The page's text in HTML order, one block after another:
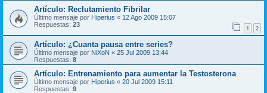
Artículo: Reclutamiento Fibrilar
Último mensaje por Hiperius « 12 Ago 2009 15:07
Respuestas: 23 1 2
Artículo: ¿Cuanta pausa entre series?
Último mensaje por NiXoN « 25 Jul 2009 13:44
Respuestas: 8
Artículo: Entrenamiento para aumentar la Testosterona
Último mensaje por Hiperius « 20 Jul 2009 15:11
Respuestas: 9